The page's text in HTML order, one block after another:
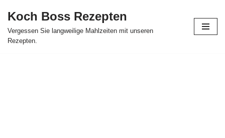
Skip
to
Koch Boss Rezepten
Vergessen Sie langweilige Mahlzeiten mit unseren
Rezepten.